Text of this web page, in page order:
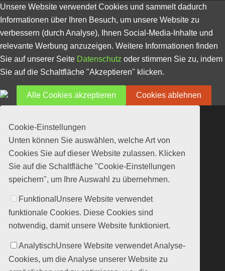
Unsere Website verwendet Cookies und sammelt dadurch
Informationen über Ihren Besuch, um unsere Website zu
verbessern (durch Analyse), Ihnen Social-Media-Inhalte und
relevante Werbung anzuzeigen. Weitere Informationen finden
Sie auf unserer Seite Datenschutz oder stimmen Sie zu, indem
Sie auf die Schaltfläche "Akzeptieren" klicken.
Alle Cookies akzeptieren Cookies ablehnen
Cookie-Einstellungen
Unten können Sie auswählen, welche Art von
Cookies Sie auf dieser Website zulassen. Klicken
Sie auf die Schaltfläche "Cookie-Einstellungen
speichern", um Ihre Auswahl zu übernehmen.
Funktional Unsere Website verwendet
funktionale Cookies. Diese Cookies sind
notwendig, damit unsere Website funktioniert.
AnalytischUnsere Website verwendet Analyse-
Cookies, um die Analyse unserer Website zu